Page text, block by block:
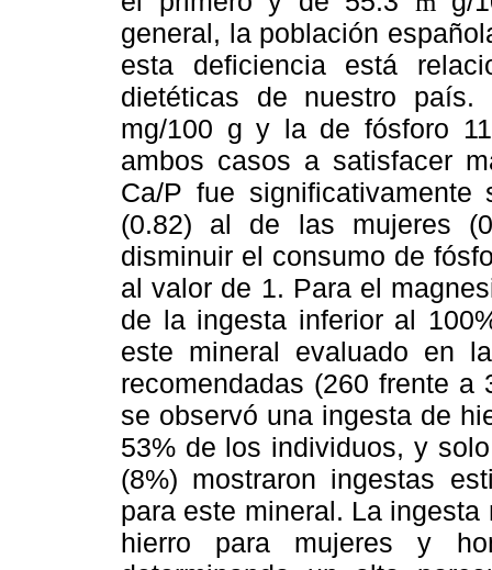
general, la población
esta deficiencia está
dietéticas de nuestro
mg/100 g y la de fósforo
ambos casos a satisfacer
Ca/P fue
(0.82) al de las mujeres
disminuir el consumo de
al valor de 1. Para el
de la ingesta inferior al
este mineral evaluado en
recomendadas (260 frente
se observó una ingesta de
53% de los individuos, y
(8%) mostraron ingestas
para este mineral. La
hierro para mujeres y